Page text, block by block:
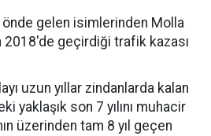
önde gelen isimlerinden Molla
2018'de geçirdiği trafik kazası
uzun yıllar zindanlarda kalan
yaklaşık son 7 yılını muhacir
üzerinden tam 8 yıl geçen